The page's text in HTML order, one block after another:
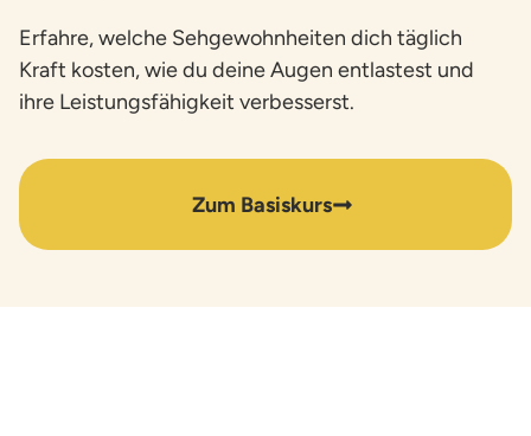
Erfahre, welche Sehgewohnheiten dich täglich
Kraft kosten, wie du deine Augen entlastest und
ihre Leistungsfähigkeit verbesserst.
Zum Basiskurs